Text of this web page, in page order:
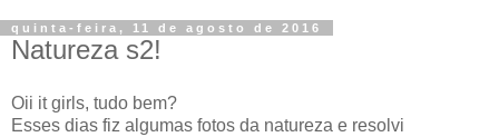
quinta-feira, 11 de agosto de 2016
Natureza s2!
Oii it girls, tudo bem?
Esses dias fiz algumas fotos da natureza e resolvi